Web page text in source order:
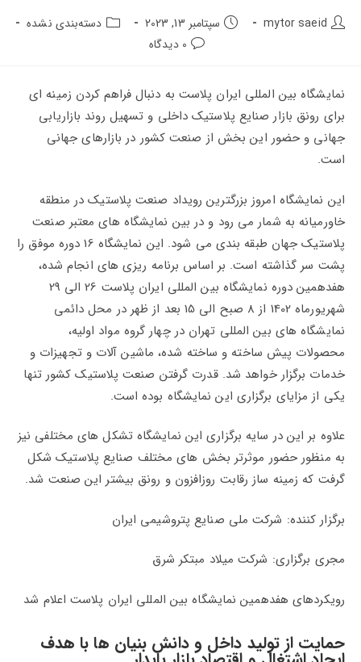
نویسنده
mytor saeid
تاریخ
انتشار
سپتامبر 13, 2023
دسته‌بندی
دسته‌بندی نشده
دیدگاه‌های0 دیدگاه
نمایشگاه بین المللی ایران پلاست به دنبال فراهم کردن زمینه ای
برای رونق بازار صنایع پلاستیک داخلی و تسهیل روند بازاریابی
جهانی و حضور این بخش از صنعت کشور در بازارهای جهانی
است.
این نمایشگاه امروز بزرگترین رویداد صنعت پلاستیک در منطقه
خاورمیانه به شمار می رود و در بین نمایشگاه های معتبر صنعت
پلاستیک جهان طبقه بندی می شود. این نمایشگاه 16 دوره موفق را
پشت سر گذاشته است. بر اساس برنامه ریزی های انجام شده،
هفدهمین دوره نمایشگاه بین المللی ایران پلاست 26 الی 29
شهریورماه 1402 از 8 صبح الی 15 بعد از ظهر در محل دائمی
نمایشگاه های بین المللی تهران در چهار گروه مواد اولیه،
محصولات پیش ساخته و ساخته شده، ماشین آلات و تجهیزات و
خدمات برگزار خواهد شد. قدرت گرفتن صنعت پلاستیک کشور تنها
یکی از مزایای برگزاری این نمایشگاه بوده است.
علاوه بر این در سایه برگزاری این نمایشگاه تشکل های مختلفی نیز
به منظور حضور موثرتر بخش های مختلف صنایع پلاستیک شکل
گرفت که زمینه ساز رقابت روزافزون و رونق بیشتر این صنعت شد.
برگزار کننده: شرکت ملی صنایع پتروشیمی ایران
مجری برگزاری: شرکت میلاد مبتکر شرق
رویکردهای هفدهمین نمایشگاه بین المللی ایران پلاست اعلام شد
حمایت از تولید داخل و دانش بنیان ها با هدف